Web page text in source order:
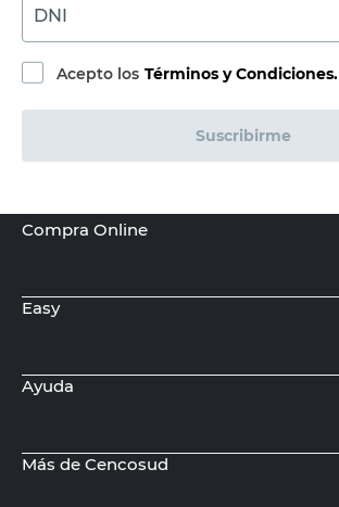
DNI
Acepto los Términos y Condiciones.
Suscribirme
Compra Online
Easy
Ayuda
Más de Cencosud